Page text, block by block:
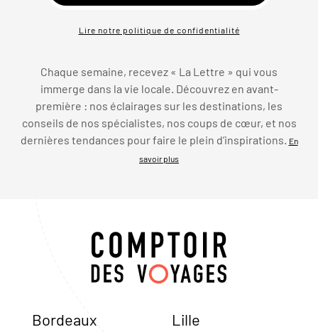
Lire notre politique de confidentialité
Chaque semaine, recevez « La Lettre » qui vous
immerge dans la vie locale. Découvrez en avant-
première : nos éclairages sur les destinations, les
conseils de nos spécialistes, nos coups de cœur, et nos
dernières tendances pour faire le plein d’inspirations.
En
savoir plus
Bordeaux Lille